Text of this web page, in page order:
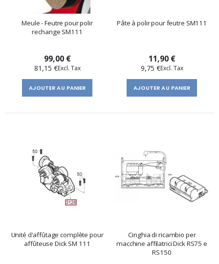
Meule - Feutre pour polir
rechange SM111
99,00 €
81,15 €
AJOUTER AU PANIER
Pâte à polir pour feutre SM111
11,90 €
9,75 €
AJOUTER AU PANIER
Unité d'affûtage complète pour
affûteuse Dick SM 111
Cinghia di ricambio per
macchine affilatrici Dick RS75 e
RS150